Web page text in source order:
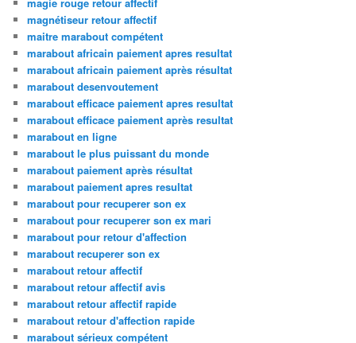
magie rouge retour affectif
magnétiseur retour affectif
maitre marabout compétent
marabout africain paiement apres resultat
marabout africain paiement après résultat
marabout desenvoutement
marabout efficace paiement apres resultat
marabout efficace paiement après resultat
marabout en ligne
marabout le plus puissant du monde
marabout paiement après résultat
marabout paiement apres resultat
marabout pour recuperer son ex
marabout pour recuperer son ex mari
marabout pour retour d'affection
marabout recuperer son ex
marabout retour affectif
marabout retour affectif avis
marabout retour affectif rapide
marabout retour d'affection rapide
marabout sérieux compétent